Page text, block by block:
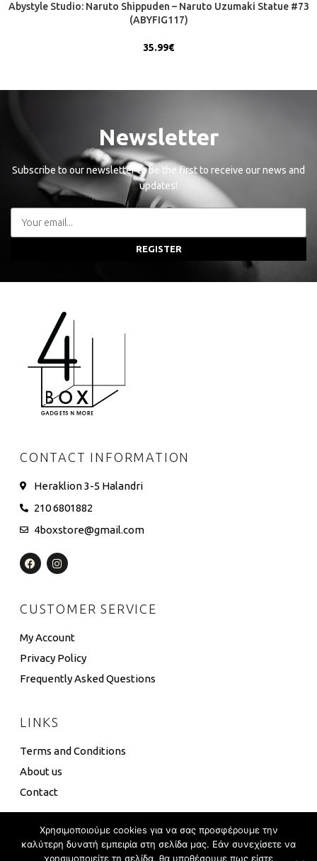
Abystyle Studio: Naruto Shippuden – Naruto Uzumaki Statue #73
(ABYFIG117)
35.99€
Newsletter
Subscribe to our newsletter to be the first to receive our news and
updates!
REGISTER
CONTACT INFORMATION
Heraklion 3-5 Halandri
210 6801882
4boxstore@gmail.com
CUSTOMER SERVICE
My Account
Privacy Policy
Frequently Asked Questions
LINKS
Terms and Conditions
About us
Contact
Χρησιμοποιούμε cookies για να σας προσφέρουμε την
καλύτερη δυνατή εμπειρία στη σελίδα μας. Εάν συνεχίσετε να
χρησιμοποιείτε τη σελίδα, θα υποθέσουμε πως είστε